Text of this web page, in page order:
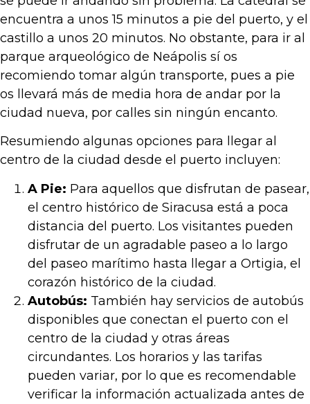
encuentra a unos 15 minutos a pie del puerto, y el
castillo a unos 20 minutos. No obstante, para ir al
parque arqueológico de Neápolis sí os
recomiendo tomar algún transporte, pues a pie
os llevará más de media hora de andar por la
ciudad nueva, por calles sin ningún encanto.
Resumiendo algunas opciones para llegar al
centro de la ciudad desde el puerto incluyen:
A Pie: Para aquellos que disfrutan de pasear,
el centro histórico de Siracusa está a poca
distancia del puerto. Los visitantes pueden
disfrutar de un agradable paseo a lo largo
del paseo marítimo hasta llegar a Ortigia, el
corazón histórico de la ciudad.
Autobús: También hay servicios de autobús
disponibles que conectan el puerto con el
centro de la ciudad y otras áreas
circundantes. Los horarios y las tarifas
pueden variar, por lo que es recomendable
verificar la información actualizada antes de